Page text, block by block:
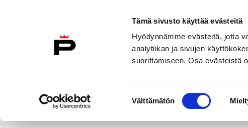
Tämä sivusto käyttää evästeitä
Hyödynnämme evästeitä, jotta
analytiikan ja sivujen
suorittamiseen. Osa evästeistä
valinta
Välttämätön
Etusivulle
Etusivu